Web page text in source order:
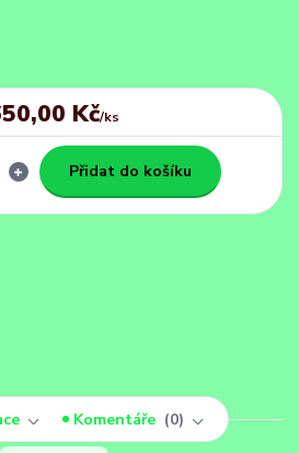
Kč/ks
Přidat do košíku
Komentáře 0